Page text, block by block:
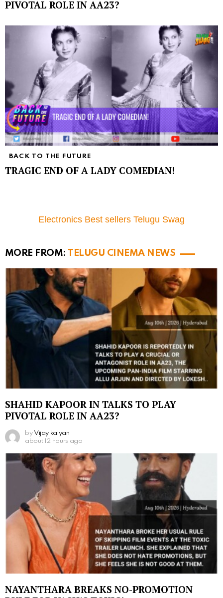
PIVOTAL ROLE IN AA23?
BACK TO THE FUTURE
TRAGIC END OF A LADY COMEDIAN!
Electronics Best sellers Telugu Swag
MORE FROM: TELUGU CINEMA NEWS
SHAHID KAPOOR IN TALKS TO PLAY
PIVOTAL ROLE IN AA23?
by Vijay kalyan
about 12 hours ago
NAYANTHARA BREAKS NO-PROMOTION